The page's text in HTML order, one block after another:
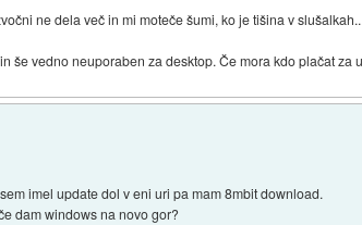
ne dela več in mi moteče šumi, ko je tišina v slušalkah...
še vedno neuporaben za desktop. Če mora kdo plačat
imel update dol v eni uri pa mam 8mbit download.
dam windows na novo gor?